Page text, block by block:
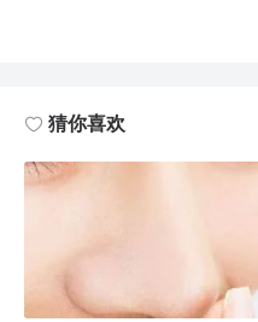
猜你喜欢